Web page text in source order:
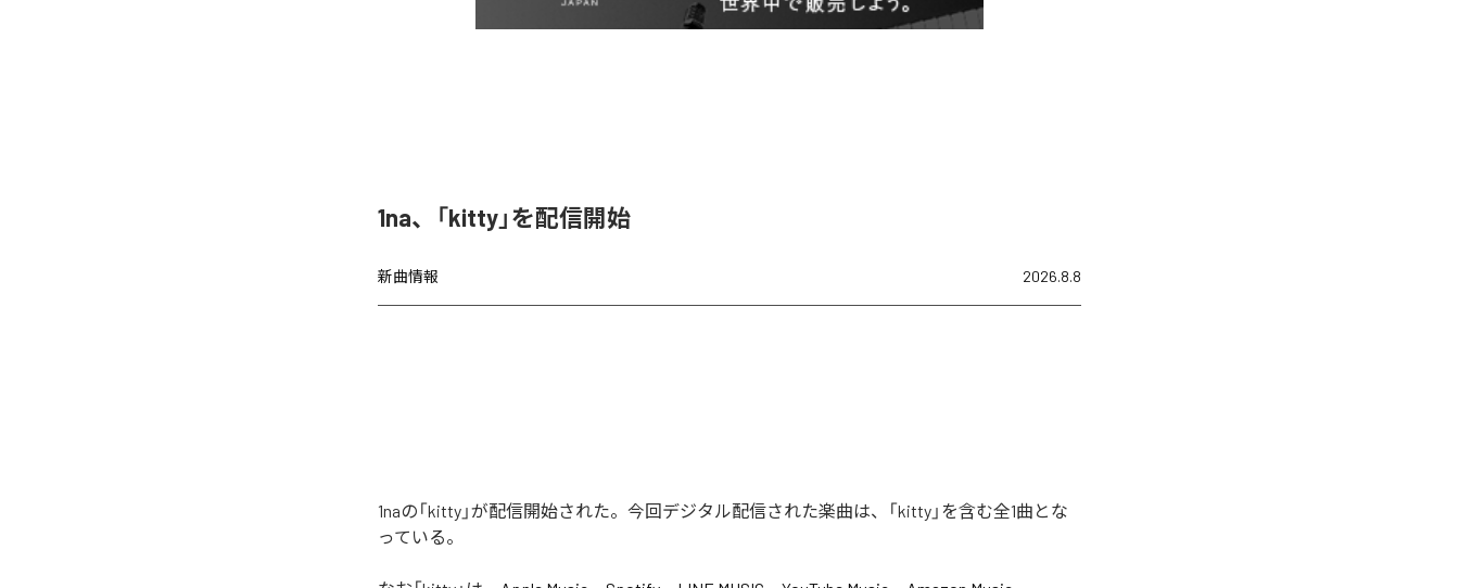
1na、「kitty」を配信開始
新曲情報 2026.8.8
1naの「kitty」が配信開始された。今回デジタル配信された楽曲は、「kitty」を含む全1曲とな
っている。